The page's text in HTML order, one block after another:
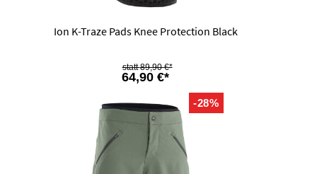
Ion K-Traze Pads Knee Protection Black
64,90 €*
89,90 €*
-28%